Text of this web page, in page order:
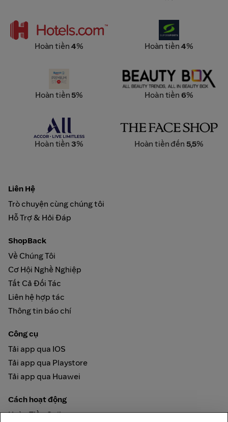
Hotels.com
Hoàn tiền4%
Supersports
Hoàn tiền4%
Hoàn tiền5%
Beauty Box
Hoàn tiền 6%
Accor Live Limitless
Hoàn tiền 3% Hoàn tiền đến 5,5%
Liên Hệ
Trò chuyện cùng chúng tôi
Hỗ Trợ & Hỏi Đáp
ShopBack
Về Chúng Tôi
Cơ Hội Nghề Nghiệp
Tất Cả Đối Tác
Liên hệ hợp tác
Thông tin báo chí
Công cụ
Tải app qua IOS
Tải app qua Playstore
Tải app qua Huawei
Cách hoạt động
Hoàn Tiền Online